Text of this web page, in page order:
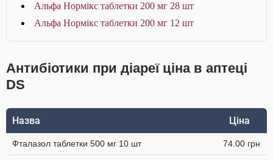
Альфа Нормікс таблетки 200 мг 28 шт
Альфа Нормікс таблетки 200 мг 12 шт
Антибіотики при діареї ціна в аптеці
DS
Назва Ціна
Фталазол таблетки 500 мг 10 шт 74.00 грн